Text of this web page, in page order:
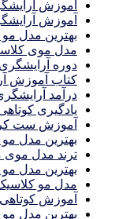
آموزش
آموزش
بهترین مدل
مدل موی
دوره
کتاب آموزش
درآمد
یادگیری
آموزش ست
بهترین مدل
ترند مدل موی مردانه
بهترين مدل
مدل مو
آموزش
بهترین مدل مو